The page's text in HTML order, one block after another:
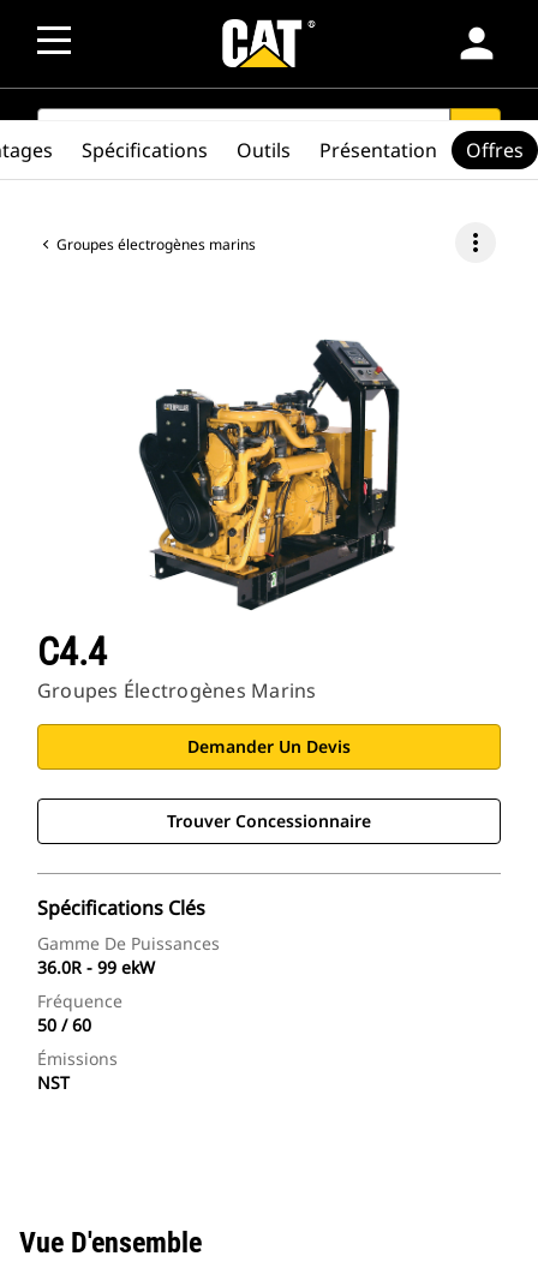
person
SEARCH search
Groupes électrogènes marins more_vert
C4.4
Groupes Électrogènes Marins
Demander Un Devis
Trouver Concessionnaire
Spécifications Clés
Gamme De Puissances
36.0R - 99 ekW
Fréquence
50 / 60
Émissions
NST
Spécifications Outils Présentation Offres
Vue D'ensemble